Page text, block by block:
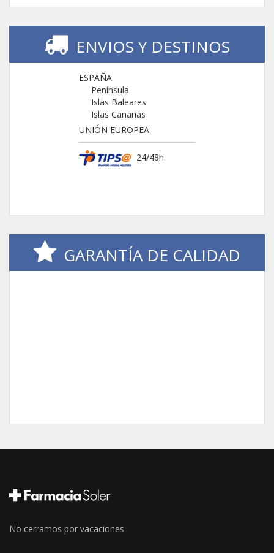
ENVIOS Y DESTINOS
ESPAÑA
Península
Islas Baleares
Islas Canarias
UNIÓN EUROPEA
24/48h
GARANTÍA DE CALIDAD
No cerramos por vacaciones